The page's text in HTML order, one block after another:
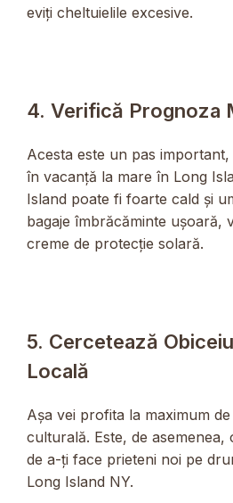
eviți cheltuielile excesive.
4. Verifică Prognoza
Acesta este un pas important,
în vacanță la mare în Long
Island poate fi foarte cald și
bagaje îmbrăcăminte ușoară,
creme de protecție solară.
5. Cercetează
Locală
Așa vei profita la maximum
culturală. Este, de
de a-ți face prieteni noi pe
Long Island NY.